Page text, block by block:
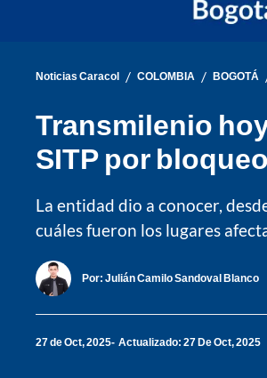
Noticias Caracol / COLOMBIA / BOGOTÁ
Transmilenio
SITP por bloqueo
La entidad dio a conocer,
cuáles fueron los lugares
Por: Julián Camilo Sandoval Blanco
27 de Oct, 2025 Actualizado: 27 De Oct, 2025